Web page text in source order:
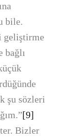
bile.
bağlı
şu sözleri
[9]
Bizler